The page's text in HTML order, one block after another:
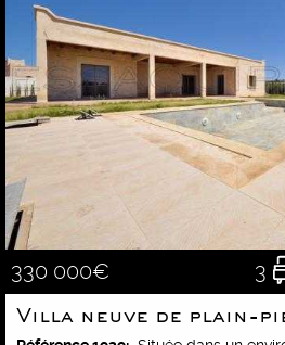
330 000€ 3
Villa neuve de plain-